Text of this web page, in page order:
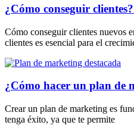
¿Cómo conseguir
Cómo conseguir clientes nuevos
clientes es esencial para el
¿Cómo hacer un plan de
Crear un plan de marketing es
tenga éxito, ya que te permite